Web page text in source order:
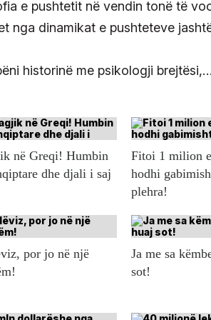
e pushtetit në vendin tonë të
nga dinamikat e pushteteve
historinë me psikologji
në Greqi! Humbin
dhe djali i saj
Fitoi 1 milion
hodhi
plehra!
por jo në një
Ja me sa
sot!